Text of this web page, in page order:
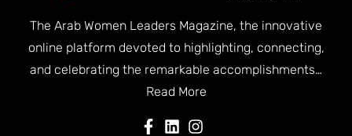
The Arab Women Leaders Magazine, the innovative
online platform devoted to highlighting, connecting,
and celebrating the remarkable accomplishments…
Read More